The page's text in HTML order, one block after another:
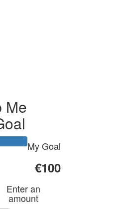
Me
My Goal
€100
Enter an
amount